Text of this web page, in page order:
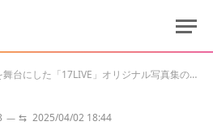
」オリジナル写真集のモデルになれるチャンス！「『オリジナル写真集モデル争奪戦in沖縄』 supported by YANBARU HOSTEL」開催決定！
⇆ 2025/04/02 18:44